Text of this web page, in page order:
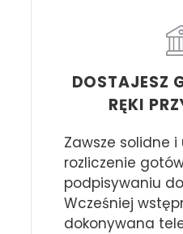
DOSTAJESZ
RĘKI
Zawsze solidne i
rozliczenie
podpisywaniu
Wcześniej
dokonywana